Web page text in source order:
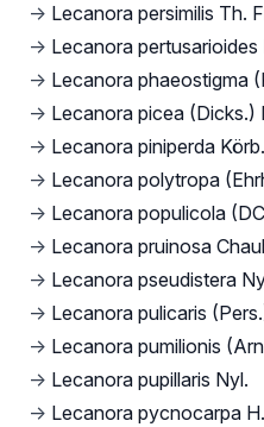
→ Lecanora persimilis Th.
→ Lecanora pertusarioides
→ Lecanora phaeostigma
→ Lecanora picea (Dicks.)
→ Lecanora piniperda Körb.
→ Lecanora polytropa
→ Lecanora populicola
→ Lecanora pruinosa
→ Lecanora pseudistera
→ Lecanora pulicaris
→ Lecanora pumilionis
→ Lecanora pupillaris Nyl.
→ Lecanora pycnocarpa